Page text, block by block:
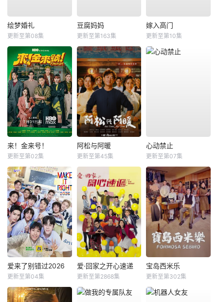
绘梦婚礼
更新至第08集
豆腐妈妈
更新至第163集
嫁入高门
更新至第10集
来！金来号！
更新至第02集
阿松与阿暖
更新至第45集
心动禁止
更新至第07集
爱来了别错过2026
更新至第04集
爱·回家之开心速递
更新至第2868集
宝岛西米乐
更新至第302集